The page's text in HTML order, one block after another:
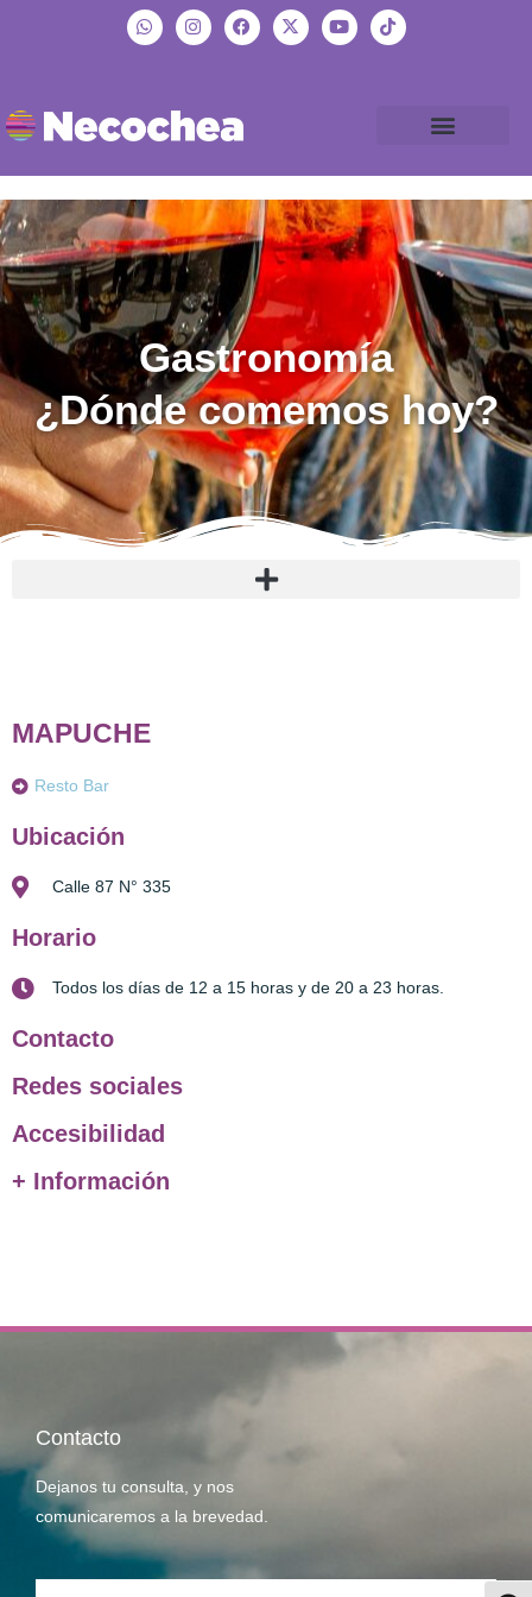
Gastronomía
¿Dónde comemos hoy?
MAPUCHE
Resto Bar
Ubicación
Calle 87 N° 335
Horario
Todos los días de 12 a 15 horas y de 20 a 23 horas.
Contacto
Redes sociales
Accesibilidad
+ Información
Contacto
Dejanos tu consulta, y nos
comunicaremos a la brevedad.